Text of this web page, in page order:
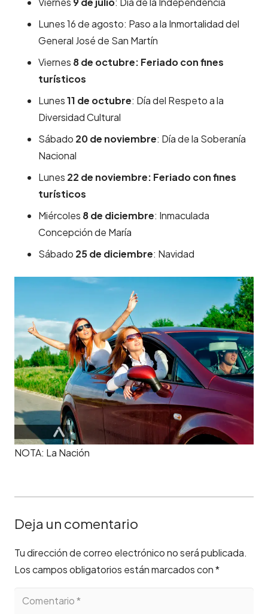
Lunes 16 de agosto: Paso a la Inmortalidad del
General José de San Martín
Viernes 8 de octubre: Feriado con fines
turísticos
Lunes11 de octubre: Día del Respeto a la
Diversidad Cultural
Sábado 20 de noviembre: Día de la Soberanía
Nacional
Lunes 22 de noviembre: Feriado con fines
turísticos
Miércoles 8 de diciembre: Inmaculada
Concepción de María
Sábado 25 de diciembre: Navidad
NOTA: La Nación
Deja un comentario
Tu dirección de correo electrónico no será publicada.
Los campos obligatorios están marcados con*